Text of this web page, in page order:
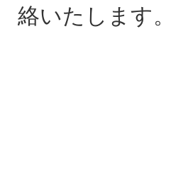
絡いたします。